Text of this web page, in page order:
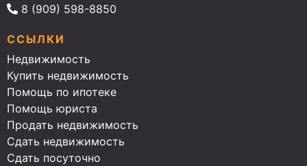
8 (909) 598-8850
ССЫЛКИ
Недвижимость
Купить недвижимость
Помощь по ипотеке
Помощь юриста
Продать недвижимость
Сдать недвижимость
Сдать посуточно